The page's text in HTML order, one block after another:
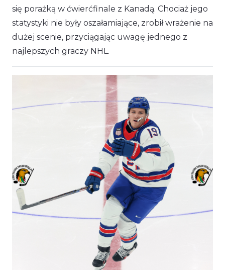
się porażką w ćwierćfinale z Kanadą. Chociaż jego
statystyki nie były oszałamiające, zrobił wrażenie na
dużej scenie, przyciągając uwagę jednego z
najlepszych graczy NHL.